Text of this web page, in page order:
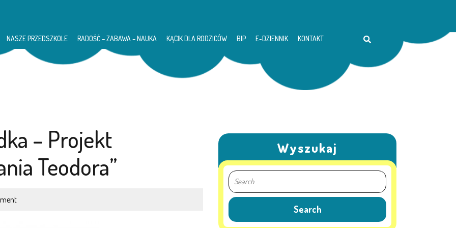
NASZE PRZEDSZKOLE RADOŚĆ – ZABAWA – NAUKA KĄCIK DLA RODZICÓW BIP E-DZIENNIK KONTAKT
– Projekt
Teodora”
Wyszukaj